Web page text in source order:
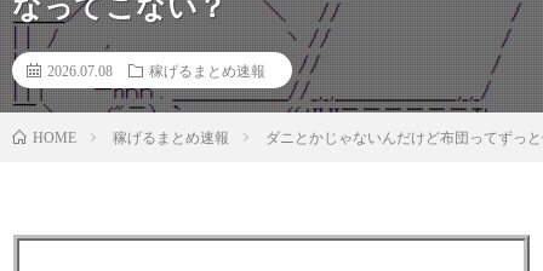
2026.07.08 稼げるまとめ速報
HOME 稼げるまとめ速報 ダニとかじゃないんだけど布団ってずっ